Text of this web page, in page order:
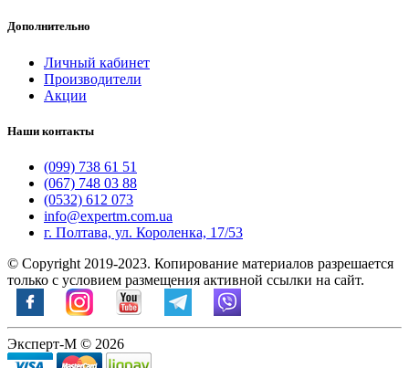
Дополнительно
Личный кабинет
Производители
Акции
Наши контакты
(099) 738 61 51
(067) 748 03 88
(0532) 612 073
info@expertm.com.ua
г. Полтава, ул. Короленка, 17/53
© Copyright 2019-2023. Копирование материалов разрешается
только с условием размещения активной ссылки на сайт.
Эксперт-М © 2026